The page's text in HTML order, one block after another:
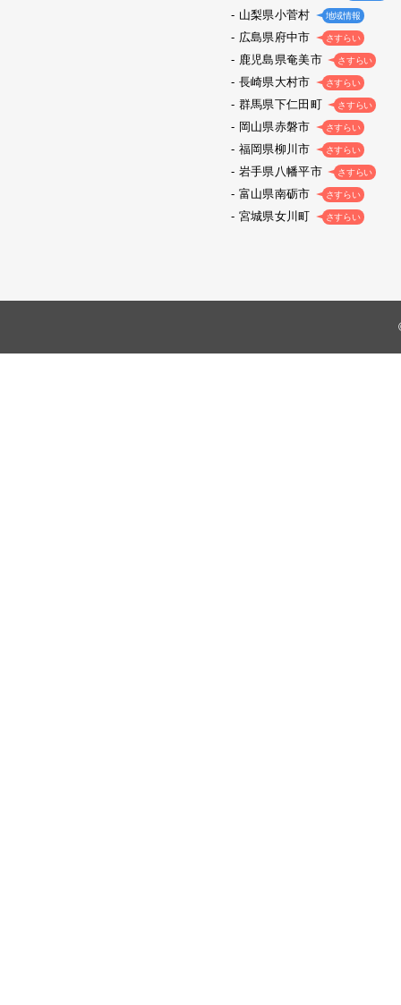
山梨県小菅村 地域情報
広島県府中市 さすらい
鹿児島県奄美市 さすらい
長崎県大村市 さすらい
群馬県下仁田町 さすらい
岡山県赤磐市 さすらい
福岡県柳川市 さすらい
岩手県八幡平市 さすらい
富山県南砺市 さすらい
宮城県女川町 さすらい